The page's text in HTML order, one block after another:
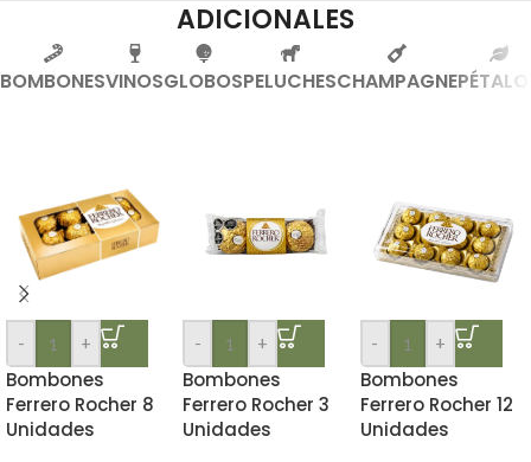
ADICIONALES
BOMBONESVINOSGLOBOSPELUCHESCHAMPAGNE
- +
Bombones
Ferrero Rocher 8
Unidades
- +
Bombones
Ferrero Rocher 3
Unidades
- +
Bombones
Ferrero Rocher 12
Unidades